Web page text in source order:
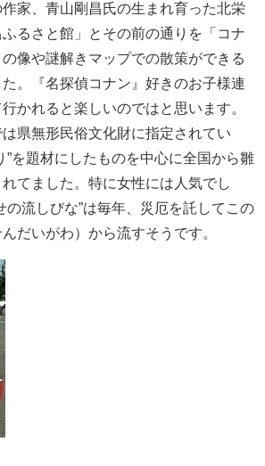
作家、青山剛昌氏の生まれ育った北栄
るさと館」とその前の通りを「コナ
像や謎解きマップでの散策ができる
。『名探偵コナン』好きのお子様連
かれると楽しいのではと思います。
は県無形民俗文化財に指定されてい
”を題材にしたものを中心に全国から雛
てました。特に女性には人気でし
の流しびな”は毎年、災厄を託してこの
だいがわ）から流すそうです。